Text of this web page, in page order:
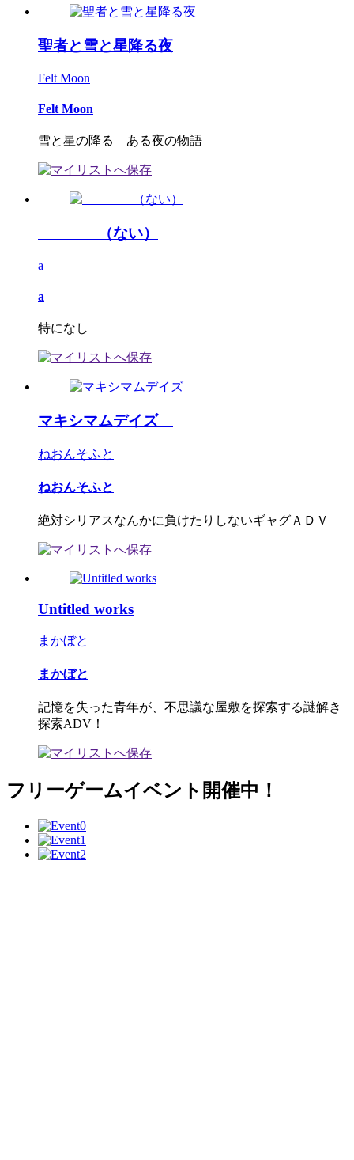
聖者と雪と星降る夜
Felt Moon
Felt Moon
雪と星の降る ある夜の物語
（ない）
a
a
特になし
マキシマムデイズ
ねおんそふと
ねおんそふと
絶対シリアスなんかに負けたりしないギャグＡＤＶ
Untitled works
まかぼと
まかぼと
記憶を失った青年が、不思議な屋敷を探索する謎解き
探索ADV！
フリーゲームイベント開催中！